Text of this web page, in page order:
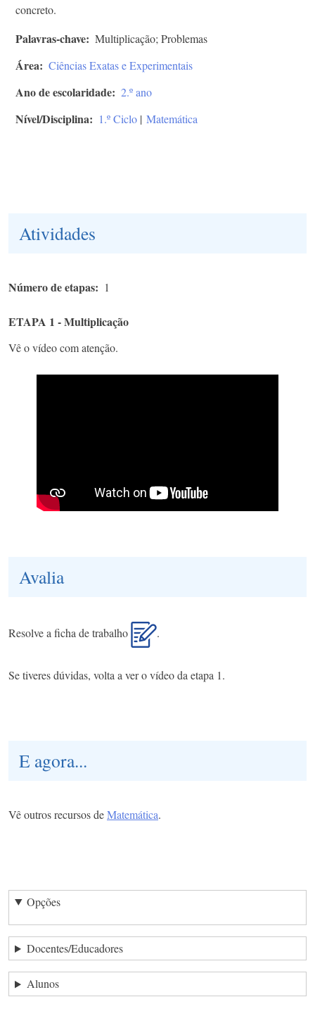
concreto.
Palavras-chave Multiplicação; Problemas
Área Ciências Exatas e Experimentais
Ano de escolaridade 2.º ano
Nível/Disciplina 1.º Ciclo | Matemática
Atividades
Número de etapas 1
ETAPA 1 - Multiplicação
Vê o vídeo com atenção.
Avalia
Resolve a ficha de trabalho .
Se tiveres dúvidas, volta a ver o vídeo da etapa 1.
E agora...
Vê outros recursos deMatemática.
Opções
Docentes/Educadores
Alunos